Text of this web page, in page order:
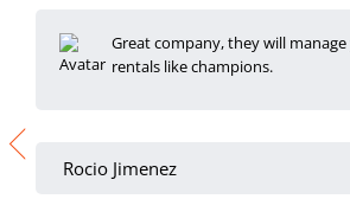
Great company, they will
rentals like champions.
Rocio Jimenez